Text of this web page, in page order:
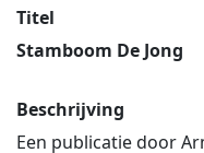
Titel
Stamboom De Jong
Beschrijving
Een publicatie door